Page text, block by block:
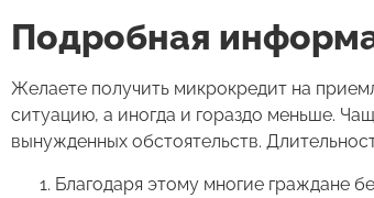
Подробная
Желаете получить микрокредит на
ситуацию, а иногда и гораздо меньше.
вынужденных обстоятельств.
Благодаря этому многие граждане